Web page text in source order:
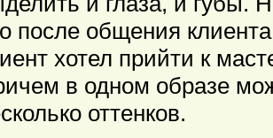
после общения
хотел прийти к
в одном образе
оттенков.